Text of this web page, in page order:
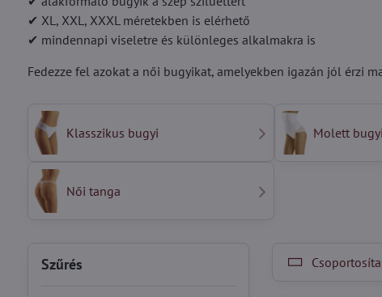
✔ XL, XXL, XXXL méretekben is elérhető
✔ mindennapi viseletre és különleges alkalmakra is
Fedezze fel azokat a női bugyikat, amelyekben igazán jól érzi
Klasszikus bugyi Molett
Női tanga
Szűrés